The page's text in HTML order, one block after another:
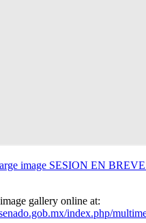
gallery online at:
index.php/